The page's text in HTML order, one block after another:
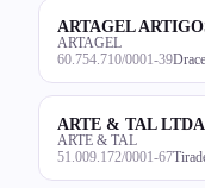
ARTAGEL
ARTAGEL
60.754.710/0001-39
ARTE & TAL LTDA
ARTE & TAL
51.009.172/0001-67